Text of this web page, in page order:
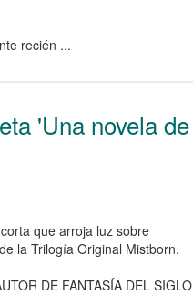
recién ...
'Una novela de
que arroja luz sobre
la Trilogía Original Mistborn.
DE FANTASÍA DEL SIGLO